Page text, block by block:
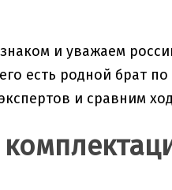
и уважаем
есть родной брат
и сравним